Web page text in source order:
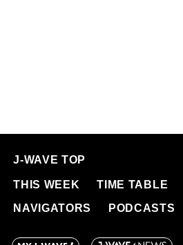
J-WAVE TOP
THIS WEEK TIME TABLE
NAVIGATORS
PODCASTS